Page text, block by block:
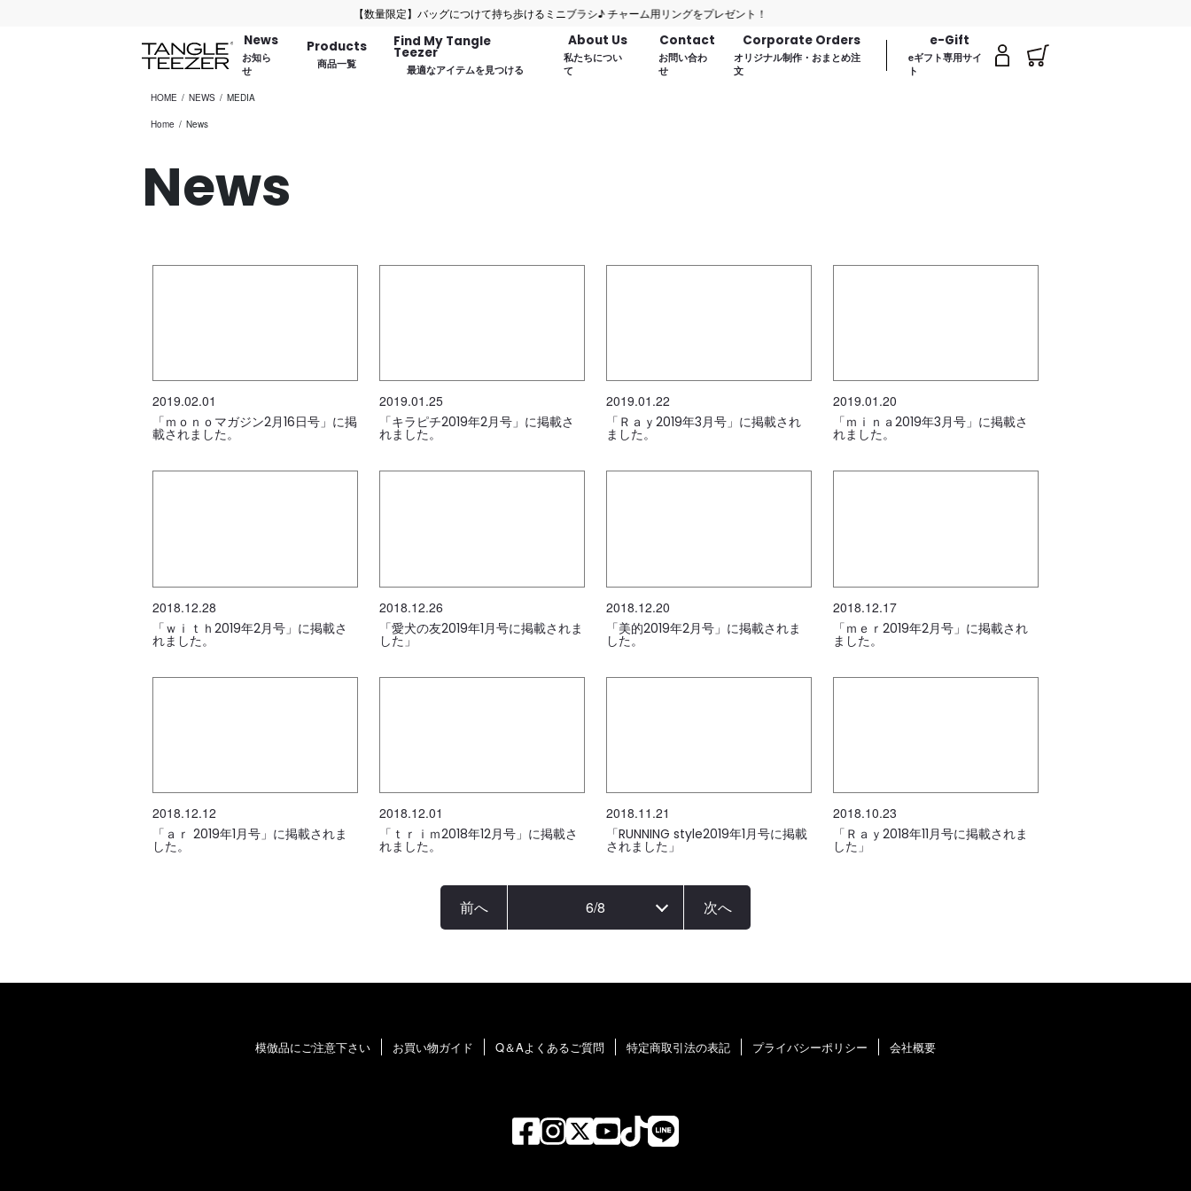
【数量限定】バッグにつけて持ち歩けるミニブラシ♪ チャーム用リングをプレゼント！
News
お知ら
せ
Products
商品一覧
Find My Tangle
Teezer
最適なアイテムを見つける
About Us
私たちについ
て
Contact
お問い合わ
せ
Corporate Orders
オリジナル制作・おまとめ注
文
e-Gift
eギフト専用サイ
ト
HOME NEWS MEDIA
Home News
News
2019.02.01
「ｍｏｎｏマガジン2月16日号」に掲
載されました。
2019.01.25
「キラピチ2019年2月号」に掲載さ
れました。
2019.01.22
「Ｒａｙ2019年3月号」に掲載され
ました。
2019.01.20
「ｍｉｎａ2019年3月号」に掲載さ
れました。
2018.12.28
「ｗｉｔｈ2019年2月号」に掲載さ
れました。
2018.12.26
「愛犬の友2019年1月号に掲載されま
した」
2018.12.20
「美的2019年2月号」に掲載されま
した。
2018.12.17
「ｍｅｒ2019年2月号」に掲載され
ました。
2018.12.12
「ａｒ 2019年1月号」に掲載されま
した。
2018.12.01
「ｔｒｉｍ2018年12月号」に掲載さ
れました。
2018.11.21
「RUNNING style2019年1月号に掲載
されました」
2018.10.23
「Ｒａｙ2018年11月号に掲載されま
した」
前へ 6/8 次へ
模倣品にご注意下さい お買い物ガイド Q＆Aよくあるご質問 特定商取引法の表記 プライバシーポリシー 会社概要